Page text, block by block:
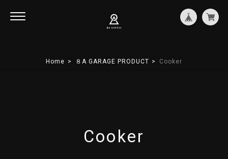
Home ８A GARAGE PRODUCT Cooker
Cooker